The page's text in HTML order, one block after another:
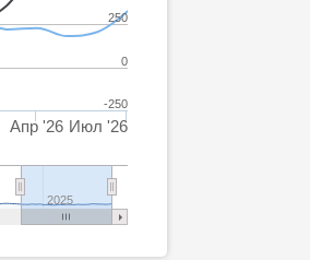
Апр '26 Июл '26
2025
0
-250
250